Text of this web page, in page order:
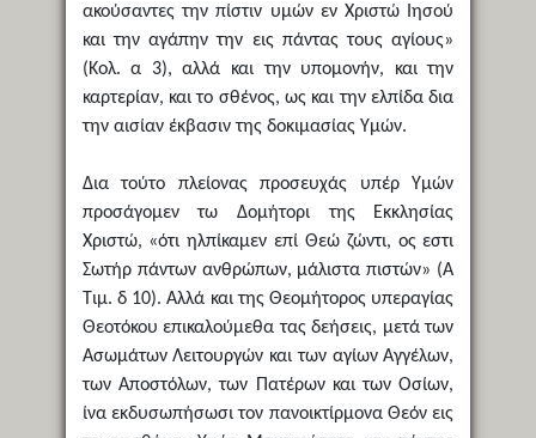
ακούσαντες την πίστιν υμών εν Χριστώ Ιησού
και την αγάπην την εις πάντας τους αγίους»
(Κολ. α 3), αλλά και την υπομονήν, και την
καρτερίαν, και το σθένος, ως και την ελπίδα δια
την αισίαν έκβασιν της δοκιμασίας Υμών.
Δια τούτο πλείονας προσευχάς υπέρ Υμών
προσάγομεν τω Δομήτορι της Εκκλησίας
Χριστώ, «ότι ηλπίκαμεν επί Θεώ ζώντι, ος εστι
Σωτήρ πάντων ανθρώπων, μάλιστα πιστών» (Α
Τιμ. δ 10). Αλλά και της Θεομήτορος υπεραγίας
Θεοτόκου επικαλούμεθα τας δεήσεις, μετά των
Ασωμάτων Λειτουργών και των αγίων Αγγέλων,
των Αποστόλων, των Πατέρων και των Οσίων,
ίνα εκδυσωπήσωσι τον πανοικτίρμονα Θεόν εις